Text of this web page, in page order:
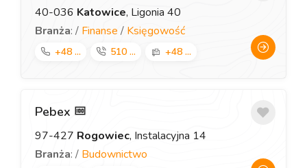
40-036 Katowice, Ligonia 40
Branża: / Finanse / Księgowość
+48 ... 510 ... +48 ...
Pebex
97-427 Rogowiec, Instalacyjna 14
Branża: / Budownictwo